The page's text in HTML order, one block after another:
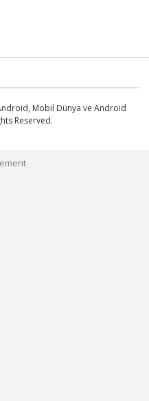
Mobil Dünya ve Android
Reserved.